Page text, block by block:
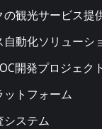
の観光サービス提
自動化ソリューシ
開発プロジェクト
ットフォーム
システム